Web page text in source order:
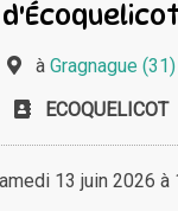
à Gragnague (31)
ECOQUELICOT
13 juin 2026 à